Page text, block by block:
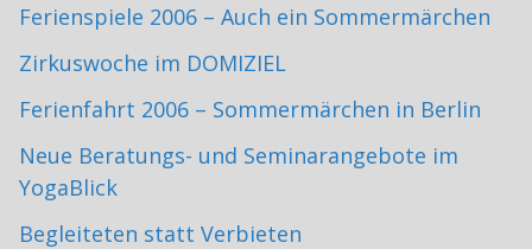
Ferienspiele 2006 – Auch ein Sommermärchen
Zirkuswoche im DOMIZIEL
Ferienfahrt 2006 – Sommermärchen in Berlin
Neue Beratungs- und Seminarangebote im
YogaBlick
Begleiteten statt Verbieten